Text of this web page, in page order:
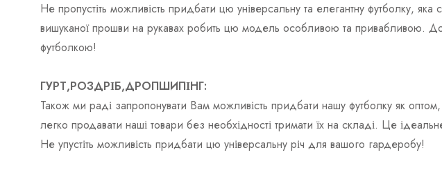
Не пропустіть можливість придбати цю універсальну та елегантну футболку,
вишуканої прошви на рукавах робить цю модель особливою та привабливою.
футболкою!
ГУРТ,РОЗДРІБ,ДРОПШИПІНГ:
Також ми раді запропонувати Вам можливість придбати нашу футболку як
легко продавати наші товари без необхідності тримати їх на складі. Це
Не упустіть можливість придбати цю універсальну річ для вашого гардеробу!